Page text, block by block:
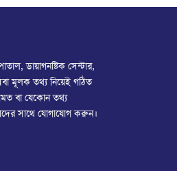
ডায়াগনষ্টিক সেন্টার,
মূলক তথ্য নিয়েই গঠিত
বা যেকোন তথ্য
সাথে যোগাযোগ করুন।